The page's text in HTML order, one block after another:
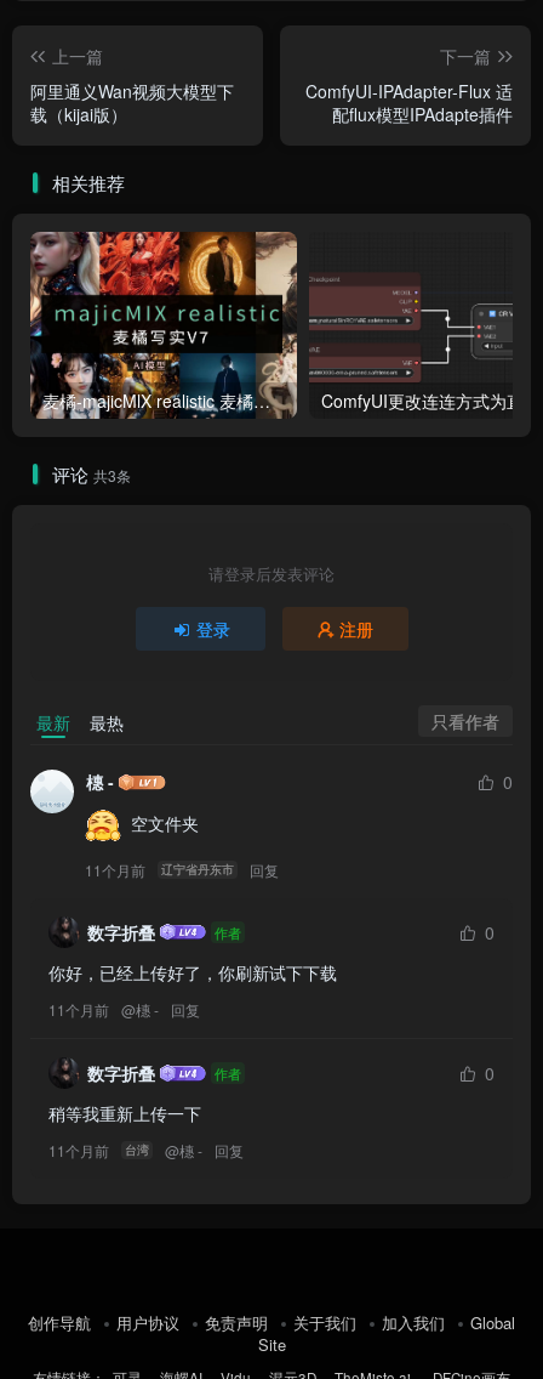
上一篇
阿里通义Wan视频大模型下
载（kijai版）
下一篇
ComfyUI-IPAdapter-Flux 适
配flux模型IPAdapte插件
相关推荐
麦橘-majicMlX realistic 麦橘写实V7模型
评论 共3条
请登录后发表评论
登录 注册
最新 最热 只看作者
橞 -
0
  空文件夹
11个月前 辽宁省丹东市 回复
数字折叠 作者
0
你好，已经上传好了，你刷新试下下载
11个月前 @橞 - 回复
数字折叠 作者
0
稍等我重新上传一下
11个月前 台湾 @橞 - 回复
创作导航 用户协议 免责声明 关于我们 加入我们
Global
Site